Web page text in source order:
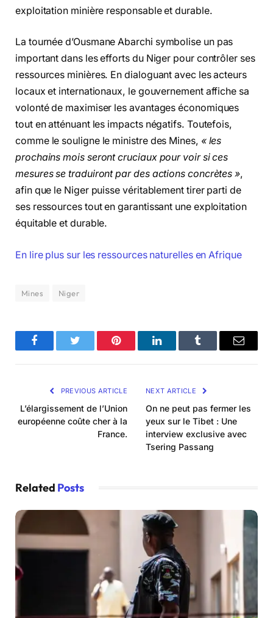
exploitation minière responsable et durable.
La tournée d’Ousmane Abarchi symbolise un pas
important dans les efforts du Niger pour contrôler ses
ressources minières. En dialoguant avec les acteurs
locaux et internationaux, le gouvernement affiche sa
volonté de maximiser les avantages économiques
tout en atténuant les impacts négatifs. Toutefois,
comme le souligne le ministre des Mines, « les
prochains mois seront cruciaux pour voir si ces
mesures se traduiront par des actions concrètes »,
afin que le Niger puisse véritablement tirer parti de
ses ressources tout en garantissant une exploitation
équitable et durable.
En lire plus sur les ressources naturelles en Afrique
Mines Niger
FacebookTwitter Pinterest LinkedInTumblr Email
PREVIOUS ARTICLE
L’élargissement de l’Union
européenne coûte cher à la
France.
NEXT ARTICLE
On ne peut pas fermer les
yeux sur le Tibet : Une
interview exclusive avec
Tsering Passang
Related Posts